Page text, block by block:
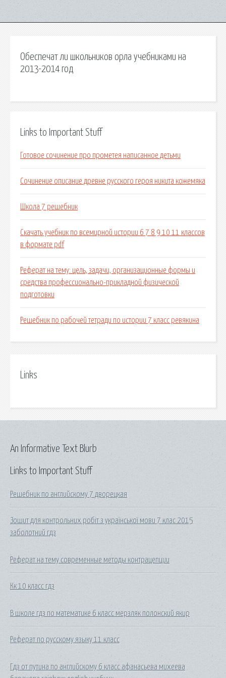
Обеспечат ли школьников орла учебниками на
2013-2014 год
Links to Important Stuff
Готовое сочинение про прометея написанное детьми
Сочинение описание древне русского героя никита кожемяка
Школа 7 решебник
Скачать учебник по всемирной истории 6 7 8 9 10 11 классов
в формате pdf
Реферат на тему: цель, задачи, организационные формы и
средства профессионально-прикладной физической
подготовки
Решебник по рабочей тетради по истории 7 класс ревякина
Links
Links to Important Stuff
Решебник по английскому 7 дворецкая
Зошит для контрольних робіт з української мови 7 клас 2015
заболотний гдз
Реферат на тему современные методы контрацепции
Кк 10 класс гдз
В школе гдз по математике 6 класс мерзляк полонский якир
Реферат по русскому языку 11 класс
Гдз от путина по английскому 6 класс афанасьева михеева
An Informative Text Blurb